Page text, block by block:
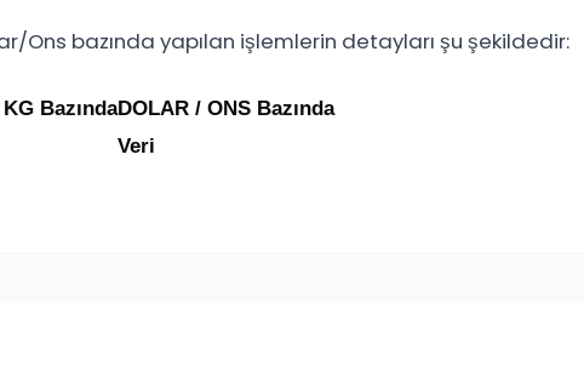
Ons bazında yapılan işlemlerin detayları şu şekildedir:
BazındaDOLAR / ONS Bazında
Veri